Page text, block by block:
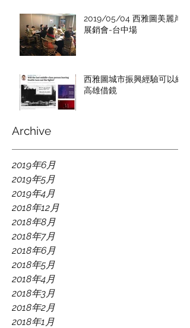
2019/05/04 西雅圖美麗岸
展銷會-台中場
西雅圖城市振興經驗可以給
高雄借鏡
Archive
2019年6月
2019年5月
2019年4月
2018年12月
2018年8月
2018年7月
2018年6月
2018年5月
2018年4月
2018年3月
2018年2月
2018年1月